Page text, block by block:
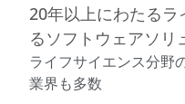
20年以上にわたる
るソフトウェアソリ
ライフサイエンス分野
業界も多数